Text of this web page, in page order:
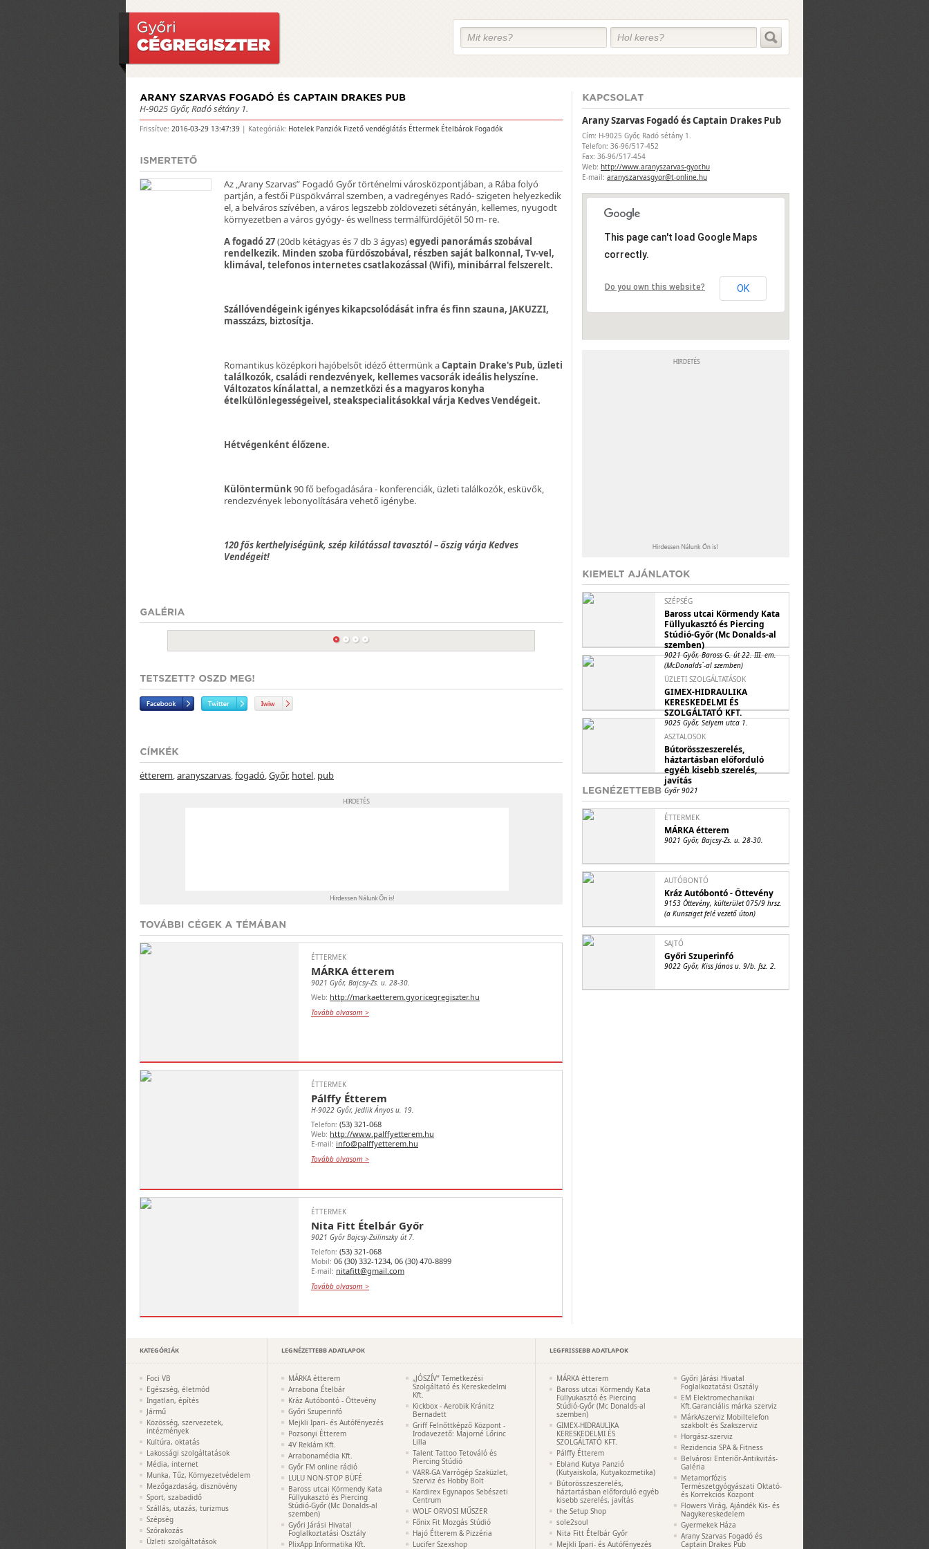
H-9025 Győr, Radó sétány 1.
Frissítve: 2016-03-29 13:47:39 | Kategóriák: Hotelek Panziók Fizető vendéglátás Éttermek Ételbárok Fogadók
Az „Arany Szarvas” Fogadó Győr történelmi városközpontjában, a Rába folyó
partján, a festői Püspökvárral szemben, a vadregényes Radó- szigeten helyezkedik
el, a belváros szívében, a város legszebb zöldövezeti sétányán, kellemes, nyugodt
környezetben a város gyógy- és wellness termálfürdőjétől 50 m- re.
A fogadó 27(20db kétágyas és 7 db 3 ágyas)egyedi panorámás szobával
rendelkezik. Minden szoba fürdőszobával, részben saját balkonnal, Tv-vel,
klimával, telefonos internetes csatlakozással (Wifi), minibárral felszerelt.
Szállóvendégeink igényes kikapcsolódását infra és finn szauna, JAKUZZI,
masszázs, biztosítja.
Romantikus középkori hajóbelsőt idéző éttermünk aCaptain Drake's Pub, üzleti
találkozók, családi rendezvények, kellemes vacsorák ideális helyszíne.
Változatos kínálattal, a nemzetközi és a magyaros konyha
ételkülönlegességeivel, steakspecialitásokkal várja Kedves Vendégeit.
Hétvégenként élőzene.
Különtermünk90 fő befogadására - konferenciák, üzleti találkozók, esküvők,
rendezvények lebonyolítására vehető igénybe.
120 fős kerthelyiségünk, szép kilátással tavasztól – őszig várja Kedves
Vendégeit!
étterem,aranyszarvas,fogadó,Győr, hotel, pub
ÉTTERMEK
MÁRKA étterem
9021 Győr, Bajcsy-Zs. u. 28-30.
Web: http://markaetterem.gyoricegregiszter.hu
Tovább olvasom >
ÉTTERMEK
Pálffy Étterem
H-9022 Győr, Jedlik Ányos u. 19.
Telefon: (53) 321-068
Web: http://www.palffyetterem.hu
E-mail: info@palffyetterem.hu
Tovább olvasom >
ÉTTERMEK
Nita Fitt Ételbár Győr
9021 Győr Bajcsy-Zsilinszky út 7.
Telefon: (53) 321-068
Mobil: 06 (30) 332-1234, 06 (30) 470-8899
E-mail: nitafitt@gmail.com
Tovább olvasom >
Arany Szarvas Fogadó és Captain Drakes Pub
Cím: H-9025 Győr, Radó sétány 1.
Telefon: 36-96/517-452
Fax: 36-96/517-454
Web: http://www.aranyszarvas-gyor.hu
E-mail: aranyszarvasgyor@t-online.hu
This page can't load Google Maps
correctly.
Do you own this website? OK
SZÉPSÉG
Baross utcai Körmendy Kata
Füllyukasztó és Piercing
Stúdió-Győr (Mc Donalds-al
szemben)
9021 Győr, Baross G. út 22. III. em.
(McDonalds´-al szemben)
ÜZLETI SZOLGÁLTATÁSOK
GIMEX-HIDRAULIKA
KERESKEDELMI ÉS
SZOLGÁLTATÓ KFT.
9025 Győr, Selyem utca 1.
ASZTALOSOK
Bútorösszeszerelés,
háztartásban előforduló
egyéb kisebb szerelés,
javítás
Győr 9021
ÉTTERMEK
MÁRKA étterem
9021 Győr, Bajcsy-Zs. u. 28-30.
AUTÓBONTÓ
Kráz Autóbontó - Öttevény
9153 Öttevény, külterület 075/9 hrsz.
(a Kunsziget felé vezető úton)
SAJTÓ
Győri Szuperinfó
9022 Győr, Kiss János u. 9/b. fsz. 2.
KATEGÓRIÁK
Foci VB
Egészség, életmód
Ingatlan, építés
Jármű
Közösség, szervezetek,
intézmények
Kultúra, oktatás
Lakossági szolgáltatások
Média, internet
Munka, Tűz, Környezetvédelem
Mezőgazdaság, disznövény
Sport, szabadidő
Szállás, utazás, turizmus
Szépség
Szórakozás
Üzleti szolgáltatások
LEGNÉZETTEBB ADATLAPOK
MÁRKA étterem
Arrabona Ételbár
Kráz Autóbontó - Öttevény
Győri Szuperinfó
Mejkli Ipari- és Autófényezés
Pozsonyi Étterem
4V Reklám Kft.
Arrabonamédia Kft.
Győr FM online rádió
LULU NON-STOP BÜFÉ
Baross utcai Körmendy Kata
Füllyukasztó és Piercing
Stúdió-Győr (Mc Donalds-al
szemben)
Győri Járási Hivatal
Foglalkoztatási Osztály
PlixApp Informatika Kft.
„JÓSZÍV” Temetkezési
Szolgáltató és Kereskedelmi
Kft.
Kickbox - Aerobik Kránitz
Bernadett
Griff Felnőttképző Központ -
Irodavezető: Majorné Lőrinc
Lilla
Talent Tattoo Tetováló és
Piercing Stúdió
VARR-GA Varrógép Szaküzlet,
Szerviz és Hobby Bolt
Kardirex Egynapos Sebészeti
Centrum
WOLF ORVOSI MŰSZER
Főnix Fit Mozgás Stúdió
Hajó Étterem & Pizzéria
Lucifer Szexshop
LEGFRISSEBB ADATLAPOK
MÁRKA étterem
Baross utcai Körmendy Kata
Füllyukasztó és Piercing
Stúdió-Győr (Mc Donalds-al
szemben)
GIMEX-HIDRAULIKA
KERESKEDELMI ÉS
SZOLGÁLTATÓ KFT.
Pálffy Étterem
Ebland Kutya Panzió
(Kutyaiskola, Kutyakozmetika)
Bútorösszeszerelés,
háztartásban előforduló egyéb
kisebb szerelés, javítás
the Setup Shop
sole2soul
Nita Fitt Ételbár Győr
Mejkli Ipari- és Autófényezés
Győri Járási Hivatal
Foglalkoztatási Osztály
EM Elektromechanikai
Kft.Garanciális márka szerviz
MárkAszerviz Mobiltelefon
szakbolt és Szakszerviz
Horgász-szerviz
Rezidencia SPA & Fitness
Belvárosi Enteriőr-Antikvitás-
Galéria
Metamorfózis
Természetgyógyászati Oktató-
és Korrekciós Központ
Flowers Virág, Ajándék Kis- és
Nagykereskedelem
Gyermekek Háza
Arany Szarvas Fogadó és
Captain Drakes Pub